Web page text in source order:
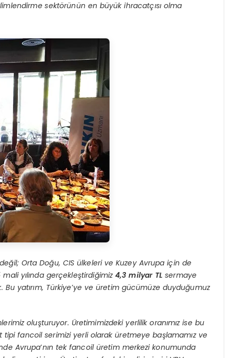
sektörünün en büyük ihracatçısı olma
Orta Doğu, CIS ülkeleri ve Kuzey Avrupa için de
yılında gerçekleştirdiğimiz4,3 milyar TLsermaye
Bu yatırım, Türkiye’ye ve üretim gücümüze duyduğumuz
oluşturuyor. Üretimimizdeki yerlilik oranımız ise bu
tipi fancoil serimizi yerli olarak üretmeye başlamamız ve
Avrupa’nın tek fancoil üretim merkezi konumunda